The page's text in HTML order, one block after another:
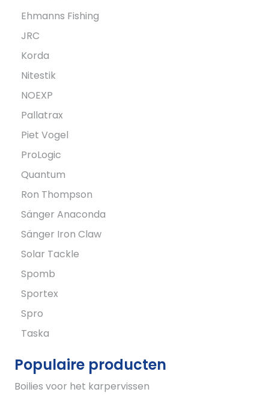
Ehmanns Fishing
JRC
Korda
Nitestik
NOEXP
Pallatrax
Piet Vogel
ProLogic
Quantum
Ron Thompson
Sänger Anaconda
Sänger Iron Claw
Solar Tackle
Spomb
Sportex
Spro
Taska
Populaire producten
Boilies voor het karpervissen